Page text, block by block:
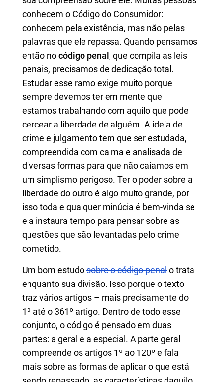
conhecem o Código do Consumidor:
conhecem pela existência, mas não pelas
palavras que ele repassa. Quando pensamos
então nocódigo penal , que compila as leis
penais, precisamos de dedicação total.
Estudar esse ramo exige muito porque
sempre devemos ter em mente que
estamos trabalhando com aquilo que pode
cercear a liberdade de alguém. A ideia de
crime e julgamento tem que ser estudada,
compreendida com calma e analisada de
diversas formas para que não caiamos em
um simplismo perigoso. Ter o poder sobre a
liberdade do outro é algo muito grande, por
isso toda e qualquer minúcia é bem-vinda se
ela instaura tempo para pensar sobre as
questões que são levantadas pelo crime
cometido.
Um bom estudosobre o código penalo trata
enquanto sua divisão. Isso porque o texto
traz vários artigos – mais precisamente do
1º até o 361º artigo. Dentro de todo esse
conjunto, o código é pensado em duas
partes: a geral e a especial. A parte geral
compreende os artigos 1º ao 120º e fala
mais sobre as formas de aplicar o que está